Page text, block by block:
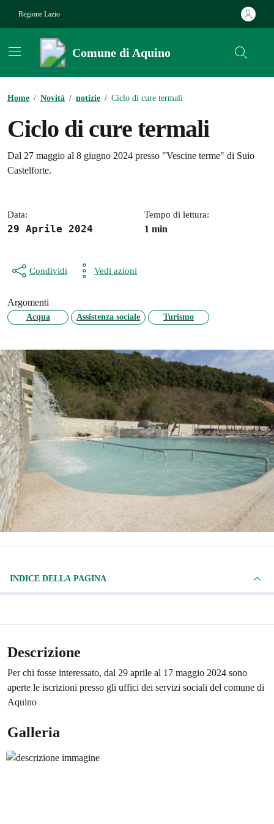
Regione Lazio
Comune di Aquino
Home / Novità / notizie / Ciclo di cure termali
Ciclo di cure termali
Dettagli della notizia
Dal 27 maggio al 8 giugno 2024 presso "Vescine terme" di Suio
Castelforte.
Data:
29 Aprile 2024
Tempo di lettura:
1 min
Condividi Vedi azioni
Argomenti
Acqua Assistenza sociale Turismo
INDICE DELLA PAGINA
Descrizione
Per chi fosse interessato, dal 29 aprile al 17 maggio 2024 sono
aperte le iscrizioni presso gli uffici dei servizi sociali del comune di
Aquino
Galleria